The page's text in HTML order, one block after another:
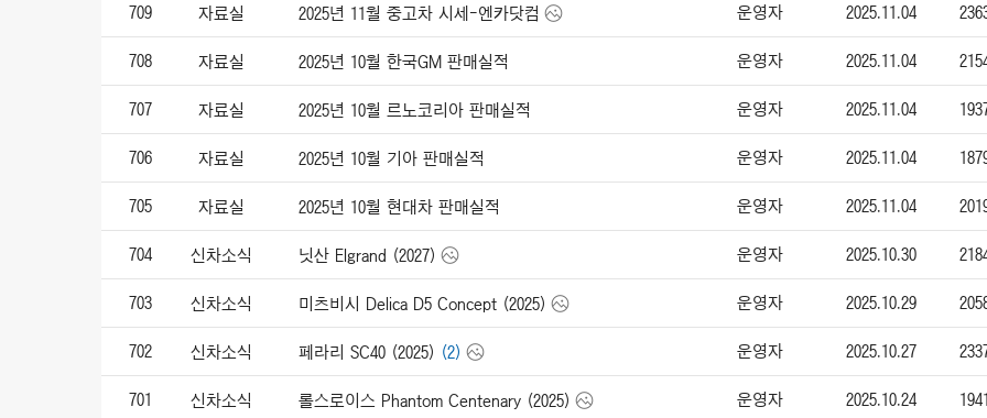
709 자료실 2025년 11월 중고차 시세-엔카닷컴 운영자 2025.11.04
708 자료실 2025년 10월 한국GM 판매실적 운영자 2025.11.04
707 자료실 2025년 10월 르노코리아 판매실적 운영자 2025.11.04
706 자료실 2025년 10월 기아 판매실적 운영자 2025.11.04
705 자료실 2025년 10월 현대차 판매실적 운영자 2025.11.04
704 신차소식 닛산 Elgrand (2027) 운영자 2025.10.30
703 신차소식 미츠비시 Delica D5 Concept (2025) 운영자 2025.10.29
702 신차소식 페라리 SC40 (2025) (2) 운영자 2025.10.27
701 신차소식 롤스로이스 Phantom Centenary (2025) 운영자 2025.10.24